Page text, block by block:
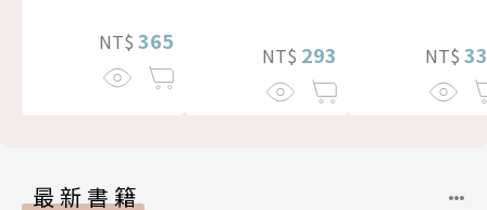
NT$ 365
NT$ 293 NT$
最新書籍